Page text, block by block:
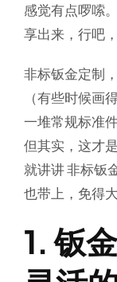
感觉有点啰嗦
享出来，行吧
非标钣金定制
（有些时候画
一堆常规标准
但其实，这才
就讲讲非标钣
也带上，免得
1. 钣